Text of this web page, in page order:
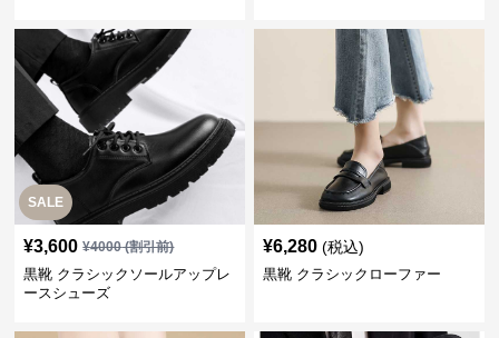
SALE
¥3,600 ¥4000(割引前)
黒靴 クラシックソールアップレ
ースシューズ
¥6,280 (税込)
黒靴 クラシックローファー